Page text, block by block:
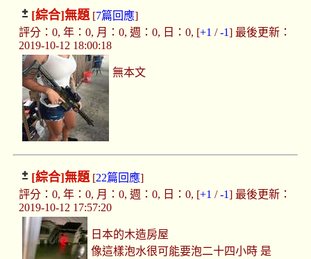
[綜合]無題[7篇回應]
評分：0, 年：0, 月：0, 週：0, 日：0, [+1 /-1] 最後更新：
2019-10-12 18:00:18
無本文
[綜合]無題[22篇回應]
評分：0, 年：0, 月：0, 週：0, 日：0, [+1 /-1] 最後更新：
2019-10-12 17:57:20
日本的木造房屋
像這樣泡水很可能要泡二十四小時 是